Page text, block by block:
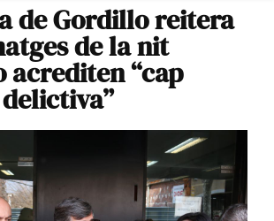
de Gordillo reitera
de la nit
acrediten “cap